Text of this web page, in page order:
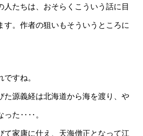
人たちは、おそらくこういう話に目
す。作者の狙いもそういうところに
ですね。
た源義経は北海道から海を渡り、や
った‥‥。
て家康に仕え、天海僧正となって江